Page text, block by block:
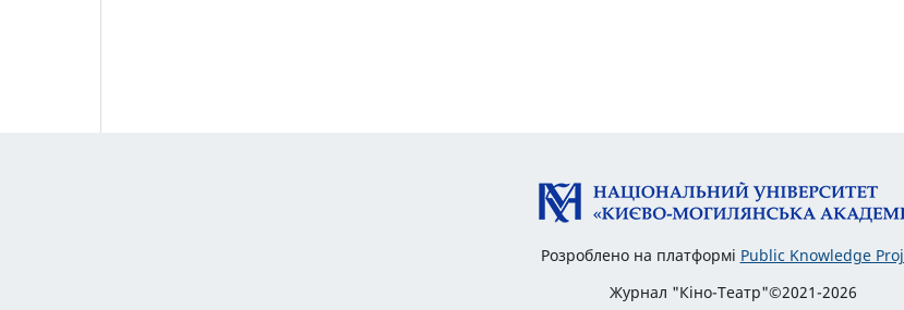
Розроблено на платформі Public Knowledge
Журнал "Кіно-Театр"©2021-2026